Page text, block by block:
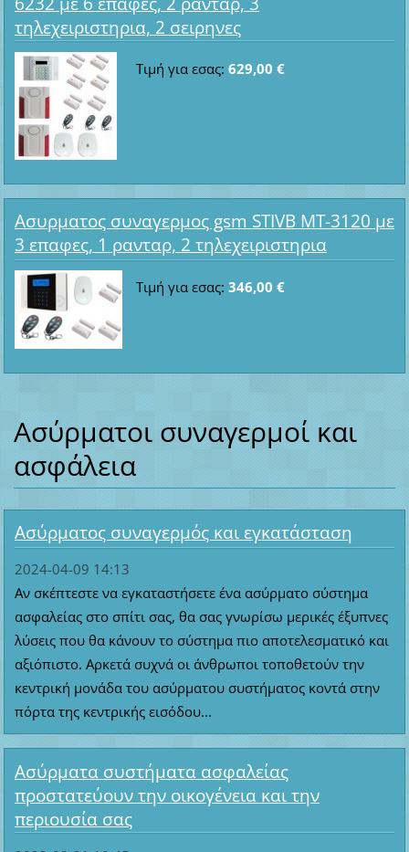
τηλεχειριστηρια, 2 σειρηνες
Τιμή για εσας: 629,00 €
Ασυρματος συναγερμος gsm STIVB MT-3120 με
3 επαφες, 1 ρανταρ, 2 τηλεχειριστηρια
Τιμή για εσας: 346,00 €
Ασύρματοι συναγερμοί και
ασφάλεια
Ασύρματος συναγερμός και εγκατάσταση
2024-04-09 14:13
Αν σκέπτεστε να εγκαταστήσετε ένα ασύρματο σύστημα
ασφαλείας στο σπίτι σας, θα σας γνωρίσω μερικές έξυπνες
λύσεις που θα κάνουν το σύστημα πιο αποτελεσματικό και
αξιόπιστο. Αρκετά συχνά οι άνθρωποι τοποθετούν την
κεντρική μονάδα του ασύρματου συστήματος κοντά στην
πόρτα της κεντρικής εισόδου...
Ασύρματα συστήματα ασφαλείας
προστατεύουν την οικογένεια και την
περιουσία σας